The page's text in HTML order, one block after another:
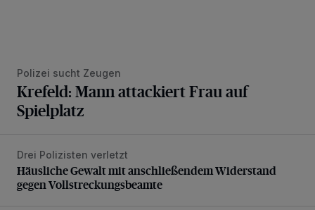
Polizei sucht Zeugen
Krefeld: Mann attackiert Frau auf
Spielplatz
Häusliche Gewalt mit anschließendem Widerstand gegen
Drei Polizisten verletzt
Häusliche Gewalt mit anschließendem Widerstand
gegen Vollstreckungsbeamte